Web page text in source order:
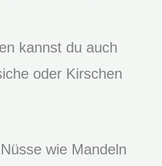
kannst du auch
oder Kirschen
wie Mandeln